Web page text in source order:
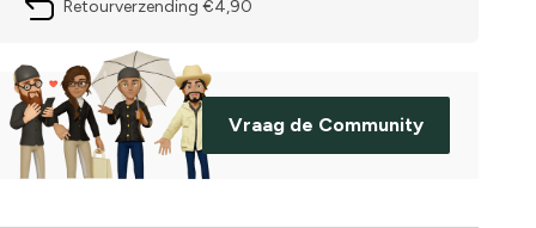
Retourverzending €4,90
Vraag de Community